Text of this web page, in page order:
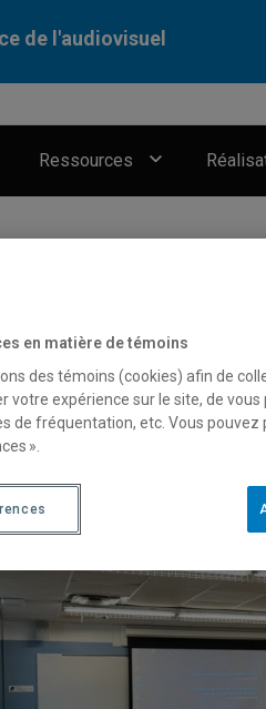
de l'audiovisuel
Ressources
en matière de témoins
des témoins (cookies) afin de
votre expérience sur le site, de
de fréquentation, etc. Vous
».